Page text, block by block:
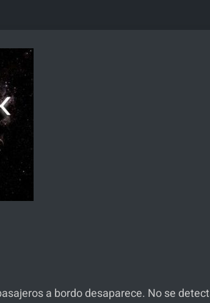
a bordo desaparece. No se